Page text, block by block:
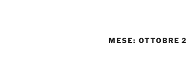
MESE: OTTOBRE